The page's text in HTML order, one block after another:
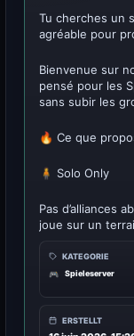
Tu cherches un
agréable pour
Bienvenue sur
pensé pour les
sans subir les
🔥 Ce que
🧍 Solo Only
Pas d’alliances
joue sur un
KATEGORIE
🎮
Spieleserver
ERSTELLT